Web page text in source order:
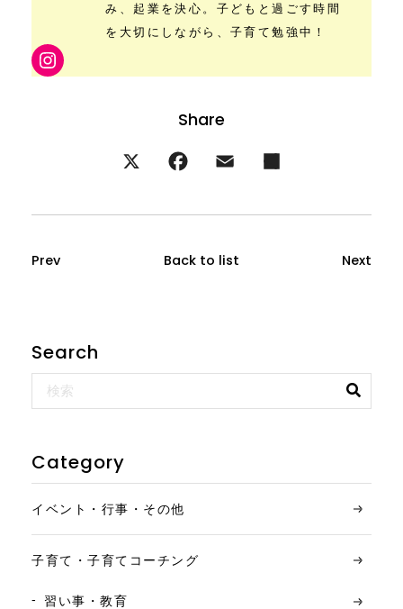
み、起業を決心。子どもと過ごす時間
を大切にしながら、子育て勉強中！
Instagram
Prev Back to list Next
Search
Category
イベント・行事・その他
子育て・子育てコーチング
習い事・教育